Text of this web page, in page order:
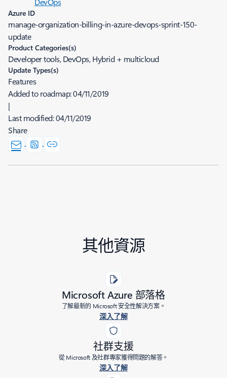
Azure ID
manage-organization-billing-in-azure-devops-sprint-150-
update
Product Categories(s)
Developer tools, DevOps, Hybrid + multicloud
Update Types(s)
Features
Added to roadmap:04/11/2019
|
Last modified:04/11/2019
Share
其他資源
Microsoft Azure 部落格
了解最新的 Microsoft 安全性解決方案。
深入了解
社群支援
從 Microsoft 及社群專家獲得問題的解答。
深入了解